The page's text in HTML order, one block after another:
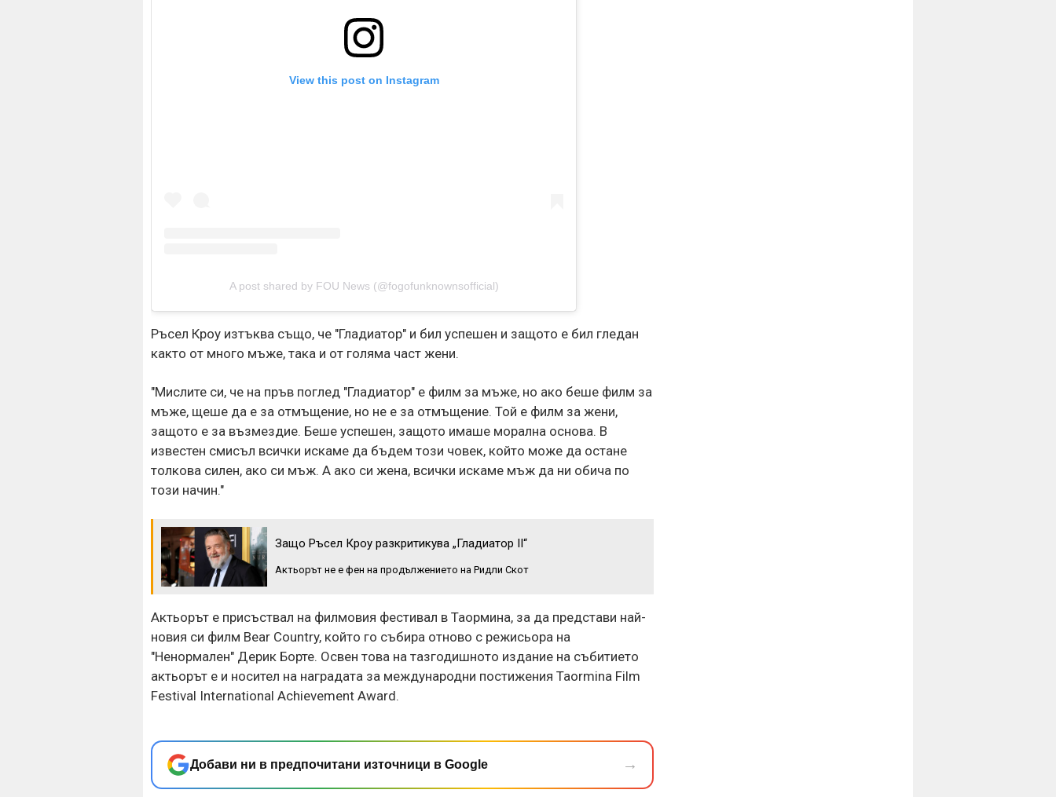
View this post on Instagram
A post shared by FOU News (@fogofunknownsofficial)
Ръсел Кроу изтъква също, че "Гладиатор" и бил успешен и защото е бил гледан
както от много мъже, така и от голяма част жени.
"Мислите си, че на пръв поглед "Гладиатор" е филм за мъже, но ако беше филм за
мъже, щеше да е за отмъщение, но не е за отмъщение. Той е филм за жени,
защото е за възмездие. Беше успешен, защото имаше морална основа. В
известен смисъл всички искаме да бъдем този човек, който може да остане
толкова силен, ако си мъж. А ако си жена, всички искаме мъж да ни обича по
този начин."
Защо Ръсел Кроу разкритикува „Гладиатор II“
Актьорът не е фен на продължението на Ридли Скот
Актьорът е присъствал на филмовия фестивал в Таормина, за да представи най-
новия си филм Bear Country, който го събира отново с режисьора на
"Ненормален" Дерик Борте. Освен това на тазгодишното издание на събитието
актьорът е и носител на наградата за международни постижения Taormina Film
Festival International Achievement Award.
Добави ни в предпочитани източници в Google →